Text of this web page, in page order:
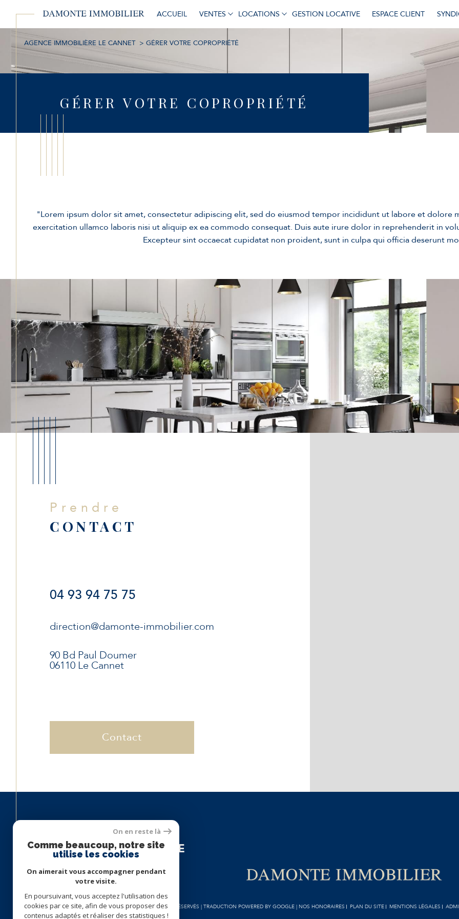
ACCUEIL VENTES
Maisons / Villas Appartements
LOCATIONS
Maisons / Villas Appartements
GESTION LOCATIVE ESPACE CLIENT
AGENCE IMMOBILIÈRE LE CANNET GÉRER VOTRE COPROPRIÉTÉ
GÉRER VOTRE COPROPRIÉTÉ
"Lorem ipsum dolor sit amet, consectetur adipiscing elit, sed do eiusmod tempor incididunt ut labore et dolore
exercitation ullamco laboris nisi ut aliquip ex ea commodo consequat. Duis aute irure dolor in reprehenderit in
Excepteur sint occaecat cupidatat non proident, sunt in culpa qui officia deserunt
Prendre
CONTACT
04 93 94 75 75
direction@damonte-immobilier.com
90 Bd Paul Doumer
06110 Le Cannet
Contact
Espace
PROPRIÉTAIRE
Se connecter
© 2026 | TOUS DROITS RÉSERVÉS | TRADUCTION POWERED BY GOOGLE | NOS HONORAIRES PLAN DU SITE MENTIONS LÉGALES
On en reste là
Comme beaucoup, notre site
utilise les cookies
On aimerait vous accompagner pendant
votre visite.
En poursuivant, vous acceptez l'utilisation des
cookies par ce site, afin de vous proposer des
contenus adaptés et réaliser des statistiques !